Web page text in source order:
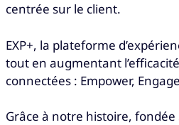
centrée sur le client.
EXP+, la plateforme
tout en augmentant
connectées : Empower,
Grâce à notre histoire,